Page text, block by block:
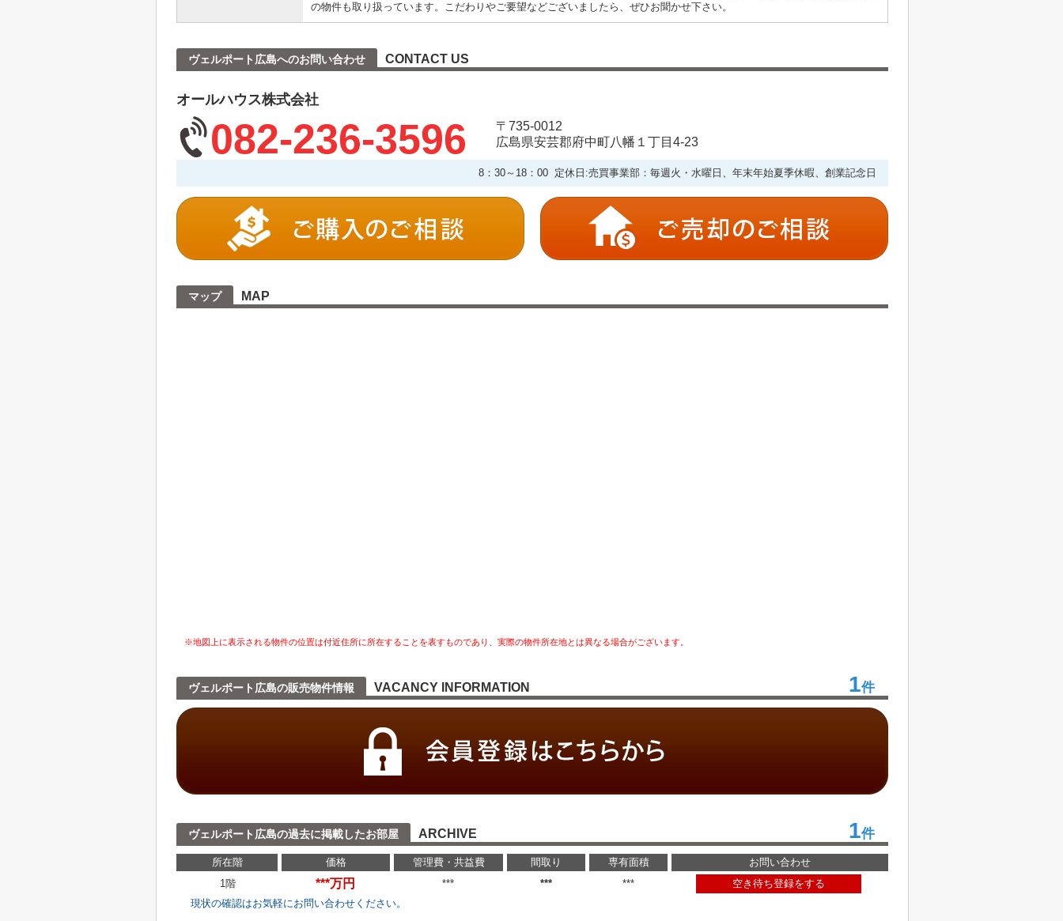
の物件も取り扱っています。こだわりやご要望などございましたら、ぜひお聞かせ下さい。
ヴェルポート広島へのお問い合わせ CONTACT US
オールハウス株式会社
082-236-3596
〒735-0012
広島県安芸郡府中町八幡１丁目4-23
8：30～18：00 定休日:売買事業部：毎週火・水曜日、年末年始夏季休暇、創業記念日
マップ MAP
※地図上に表示される物件の位置は付近住所に所在することを表すものであり、実際の物件所在地とは異なる場合がございます。
ヴェルポート広島の販売物件情報 VACANCY INFORMATION 1件
ヴェルポート広島の過去に掲載したお部屋 ARCHIVE 1件
所在階 価格 管理費・共益費 間取り 専有面積
お問い合わせ
1階
***万円 *** *** ***
空き待ち登録をする
現状の確認はお気軽にお問い合わせください。